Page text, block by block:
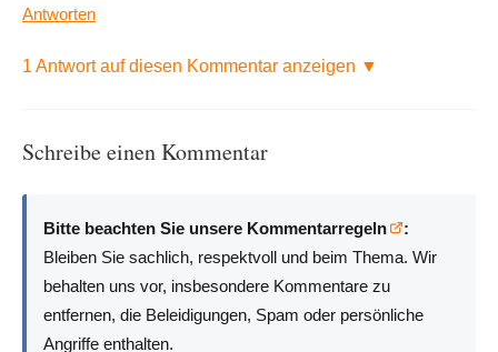
Antworten
1 Antwort auf diesen Kommentar anzeigen ▼
Schreibe einen Kommentar
Bitte beachten Sie unsere Kommentarregeln
:
Bleiben Sie sachlich, respektvoll und beim Thema. Wir
behalten uns vor, insbesondere Kommentare zu
entfernen, die Beleidigungen, Spam oder persönliche
Angriffe enthalten.